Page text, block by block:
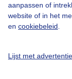
aanpassen of
website of in het
en cookiebeleid
Lijst met
Buienradar
Privacy beleid
Privacy